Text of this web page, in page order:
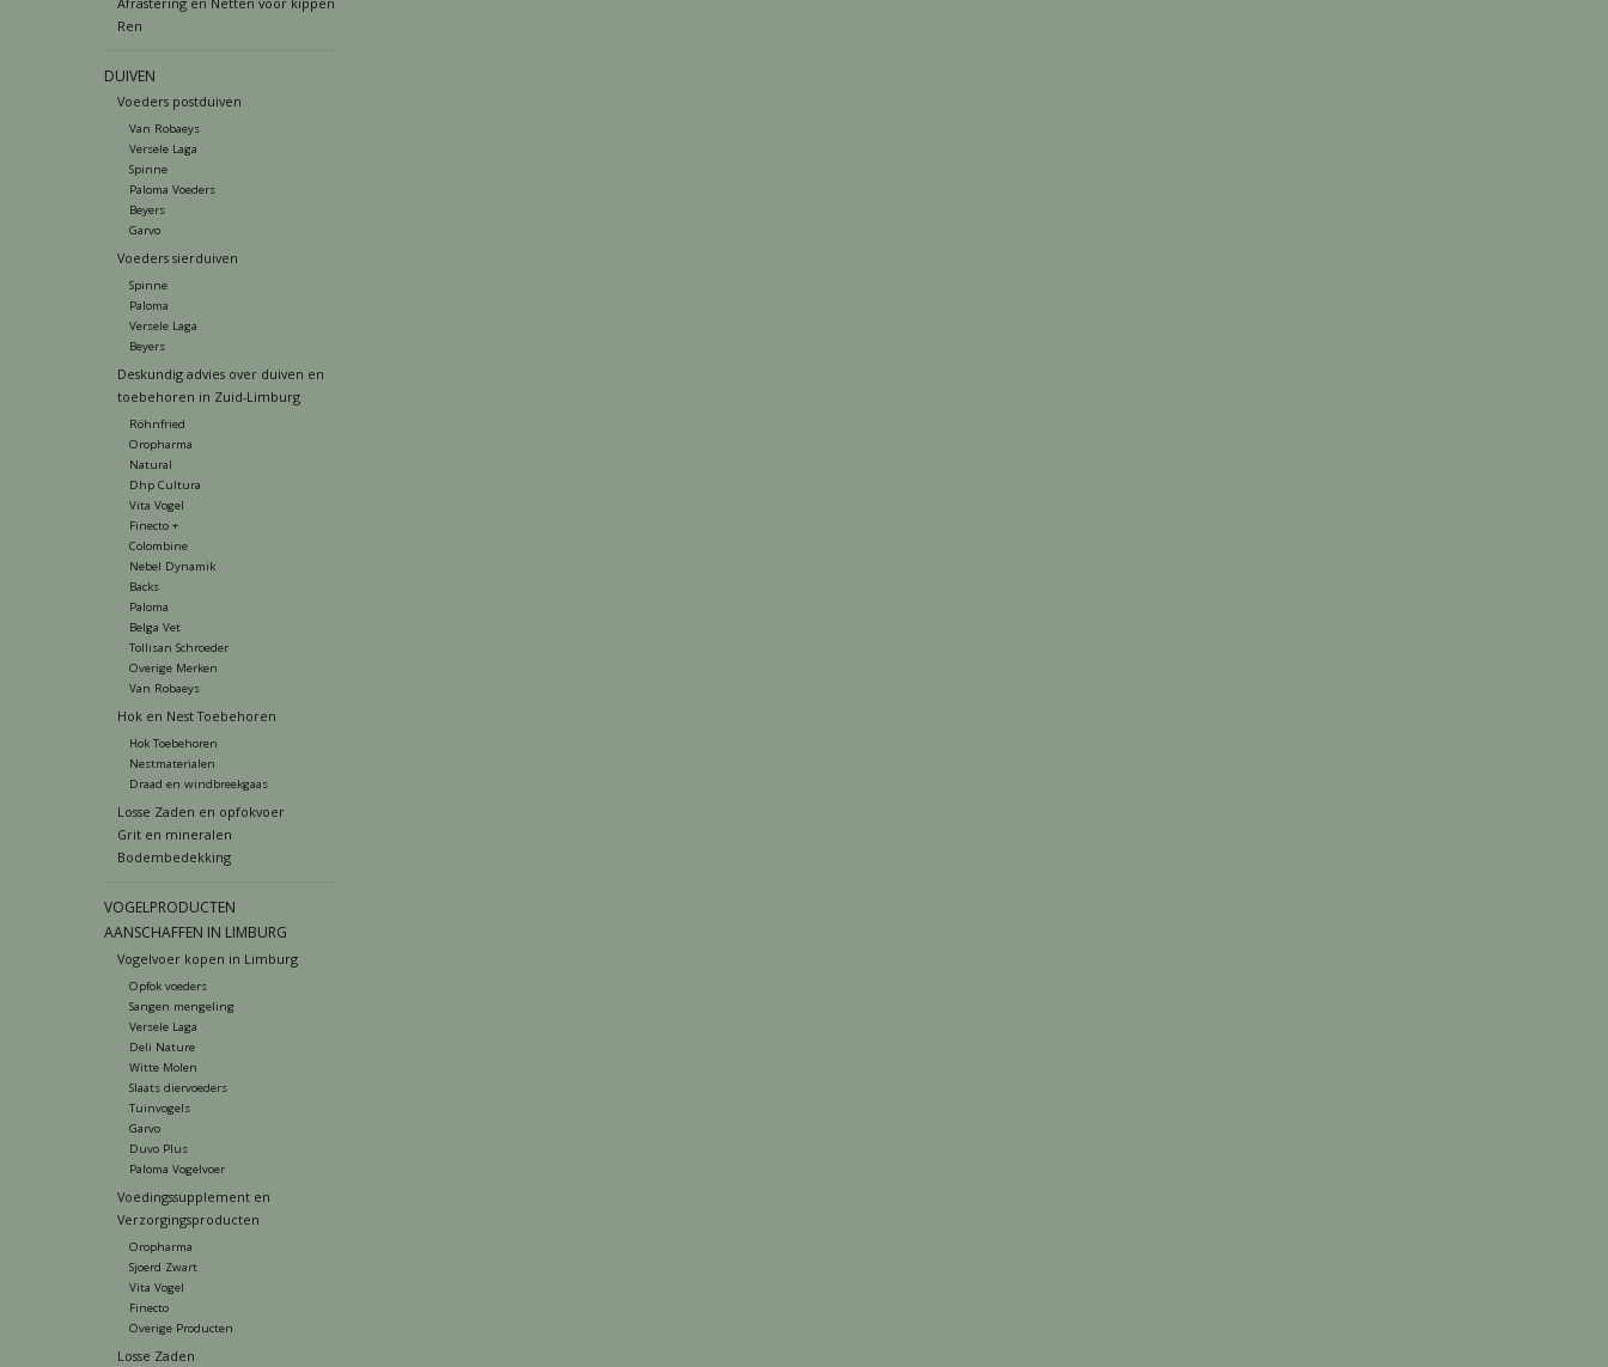
Ren
DUIVEN
Voeders postduiven
Van Robaeys
Versele Laga
Spinne
Paloma Voeders
Beyers
Garvo
Voeders sierduiven
Spinne
Paloma
Versele Laga
Beyers
Deskundig advies over duiven en
toebehoren in Zuid-Limburg
Röhnfried
Oropharma
Natural
Dhp Cultura
Vita Vogel
Finecto +
Colombine
Nebel Dynamik
Backs
Paloma
Belga Vet
Tollisan Schroeder
Overige Merken
Van Robaeys
Hok en Nest Toebehoren
Hok Toebehoren
Nestmaterialen
Draad en windbreekgaas
Losse Zaden en opfokvoer
Grit en mineralen
Bodembedekking
VOGELPRODUCTEN
AANSCHAFFEN IN LIMBURG
Vogelvoer kopen in Limburg
Opfok voeders
Sangen mengeling
Versele Laga
Deli Nature
Witte Molen
Slaats diervoeders
Tuinvogels
Garvo
Duvo Plus
Paloma Vogelvoer
Voedingssupplement en
Verzorgingsproducten
Oropharma
Sjoerd Zwart
Vita Vogel
Finecto
Overige Producten
Losse Zaden